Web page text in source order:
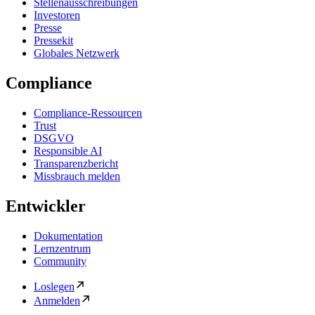
Stellenausschreibungen
Investoren
Presse
Pressekit
Globales Netzwerk
Compliance
Compliance-Ressourcen
Trust
DSGVO
Responsible AI
Transparenzbericht
Missbrauch melden
Entwickler
Dokumentation
Lernzentrum
Community
Loslegen
Anmelden